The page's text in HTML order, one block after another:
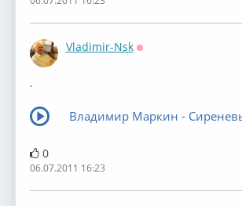
Vladimir-Nsk
.
Владимир Маркин -
0
06.07.2011 16:23